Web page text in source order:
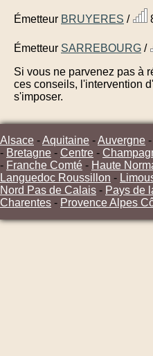
Émetteur BRUYERES /
Émetteur SARREBOURG /
Si vous ne parvenez pas à
ces conseils, l'intervention
s'imposer.
Alsace -Aquitaine -Auvergne -
- Bretagne - Centre -
- Franche Comté - Haute
Languedoc Roussillon -
Nord Pas de Calais - Pays de
Charentes - Provence Alpes